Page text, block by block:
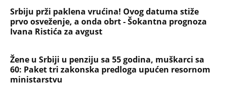
Srbiju prži paklena vrućina! Ovog datuma stiže
prvo osveženje, a onda obrt - Šokantna prognoza
Ivana Ristića za avgust
Žene u Srbiji u penziju sa 55 godina, muškarci sa
60: Paket tri zakonska predloga upućen resornom
ministarstvu